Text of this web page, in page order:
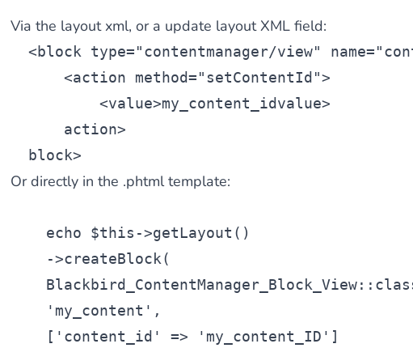
du contenu riche
pour un menu qui convertit et une expérience
des paiements via le groupe Crédit Mutuel.
en générant des
Bundles JS optimiséspour Magento.
Via the layout xml, or a update layout XML field:
<block type="contentmanager/view" name=
    <
action method="setContentId">
        <
value>my_content_idvalue>
action>
block>
Or directly in the .phtml template:
echo $this ->getLayout()
  ->createBlock(
  Blackbird_ContentManager_Block_View::
'my_content' ,
  [
'content_id' => 'my_content_ID' ]